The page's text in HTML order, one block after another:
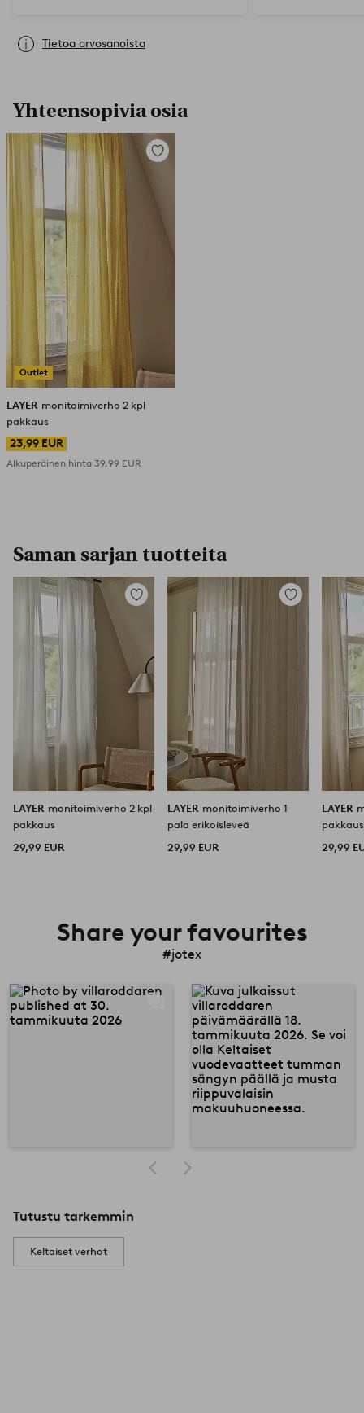
Tietoa arvosanoista
Yhteensopivia osia
Outlet
Lisää
LAYER monitoimiverho 2 kpl
pakkaus
23,99 EUR
Alkuperäinen hinta 39,99 EUR
Saman sarjan tuotteita
Lisää
LAYER monitoimiverho 2 kpl
pakkaus
29,99 EUR
Lisää
LAYER monitoimiverho 1
pala erikoisleveä
29,99 EUR
LAYER
pakkaus
29,99
Share your favourites
#jotex
Tutustu tarkemmin
Keltaiset verhot